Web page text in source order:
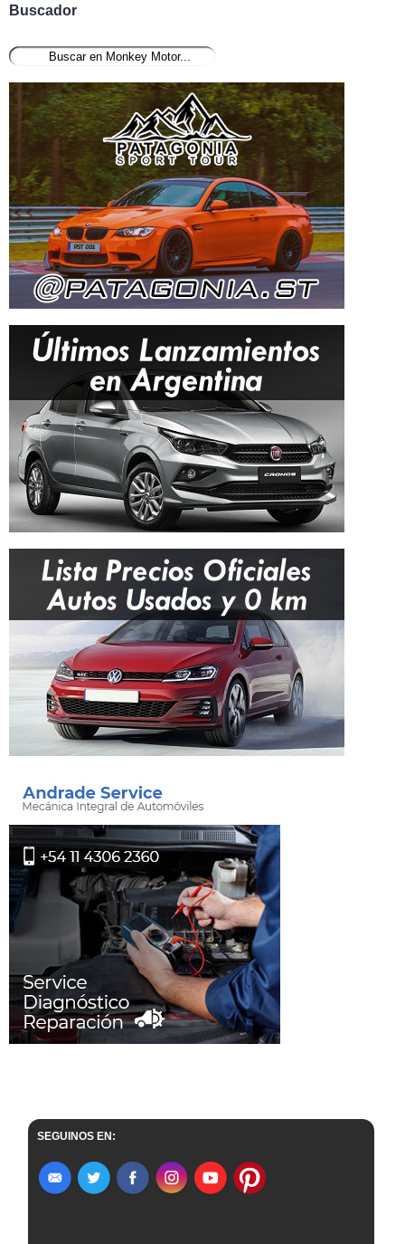
Buscador
SEGUINOS EN: